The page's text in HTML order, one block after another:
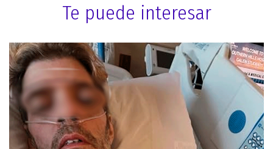
Te puede interesar